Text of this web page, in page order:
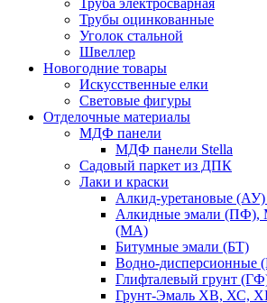
Труба электросварная
Трубы оцинкованные
Уголок стальной
Швеллер
Новогодние товары
Искусственные елки
Световые фигуры
Отделочные материалы
МДФ панели
МДФ панели Stella
Садовый паркет из ДПК
Лаки и краски
Алкид-уретановые (АУ)
Алкидные эмали (ПФ),
(МА)
Битумные эмали (БТ)
Водно-дисперсионные
Глифталевый грунт
Грунт-Эмаль ХВ, ХС,